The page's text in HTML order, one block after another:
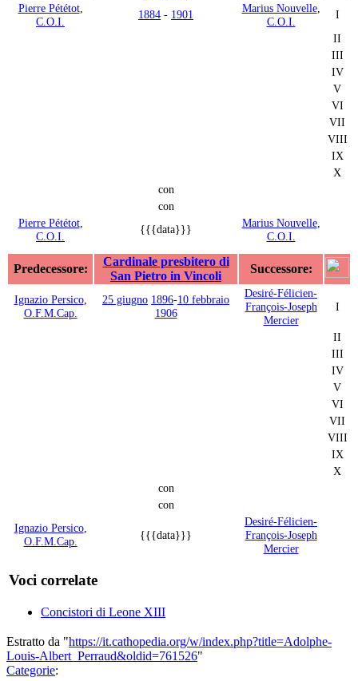
Pierre Pététot,
C.O.I.
1884 - 1901 Marius Nouvelle,
C.O.I.
I
II
III
IV
V
VI
VII
VIII
IX
X
con
con
Pierre Pététot,
C.O.I.
{{{data}}} Marius Nouvelle,
C.O.I.
Predecessore:
Cardinale presbitero di
San Pietro in Vincoli
Successore:
Ignazio Persico,
O.F.M.Cap.
25 giugno 1896-10 febbraio
1906
Desiré-Félicien-
François-Joseph
Mercier
I
II
III
IV
V
VI
VII
VIII
IX
X
con
con
Ignazio Persico,
O.F.M.Cap.
{{{data}}}
Desiré-Félicien-
François-Joseph
Mercier
Voci correlate
Concistori di Leone XIII
Estratto da "https://it.cathopedia.org/w/index.php?title=Adolphe-
Louis-Albert_Perraud&oldid=761526"
Categorie: